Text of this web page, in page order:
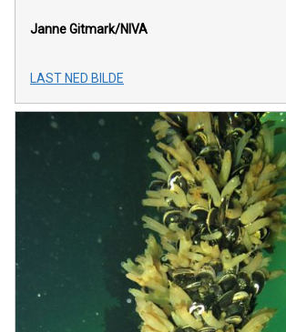
Janne Gitmark/NIVA
LAST NED BILDE